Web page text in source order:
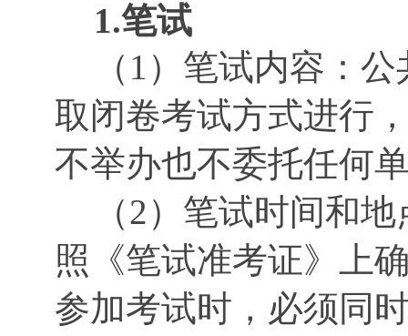
1.笔试
（1）笔试内容：
取闭卷考试方式进行
不举办也不委托任何
（2）笔试时间和
照《笔试准考证》上
参加考试时，必须同